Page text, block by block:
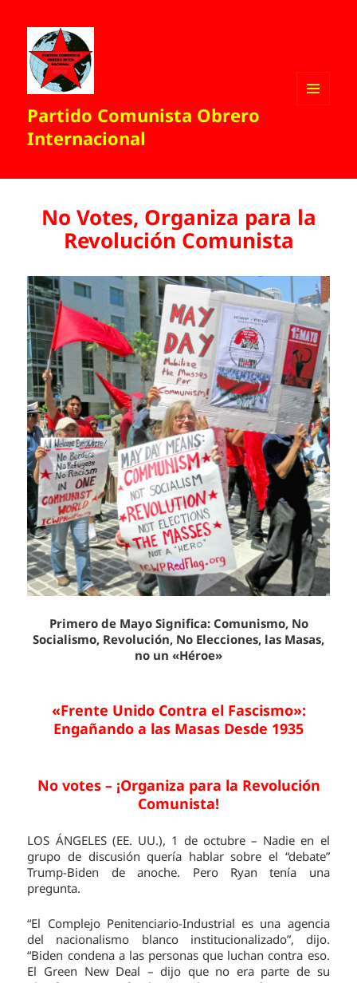
Partido Comunista Obrero
Internacional
No Votes, Organiza para la
Revolución Comunista
Primero de Mayo Significa: Comunismo, No
Socialismo, Revolución, No Elecciones, las Masas,
no un «Héroe»
«Frente Unido Contra el Fascismo»:
Engañando a las Masas Desde 1935
No votes – ¡Organiza para la Revolución
Comunista!
LOS ÁNGELES (EE. UU.), 1 de octubre – Nadie en el
grupo de discusión quería hablar sobre el “debate”
Trump-Biden de anoche. Pero Ryan tenía una
pregunta.
“El Complejo Penitenciario-Industrial es una agencia
del nacionalismo blanco institucionalizado”, dijo.
“Biden condena a las personas que luchan contra eso.
El Green New Deal – dijo que no era parte de su